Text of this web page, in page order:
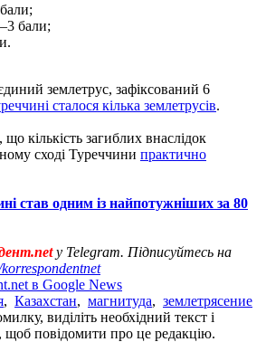
бали;
землетрус, зафіксований 6
сталося кілька землетрусів.
кількість загиблих внаслідок
сході Туреччини практично
став одним із найпотужніших за 80
у Telegram. Підписуйтесь на
в Google News
, Казахстан, магнитуда, землетрясение
виділіть необхідний текст і
щоб повідомити про це редакцію.